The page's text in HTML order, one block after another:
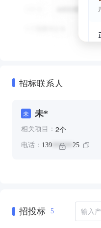
招标联系人
未 未*
相关项目： 2个
电话： 139 ****** 25
招投标 5